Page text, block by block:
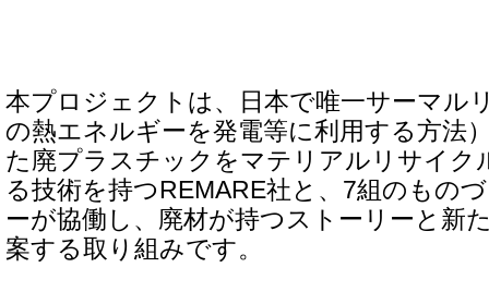
本プロジェクトは、日本で唯一サーマル
の熱エネルギーを発電等に利用する方法
た廃プラスチックをマテリアルリサイク
る技術を持つREMARE社と、7組のもの
ーが協働し、廃材が持つストーリーと新
案する取り組みです。